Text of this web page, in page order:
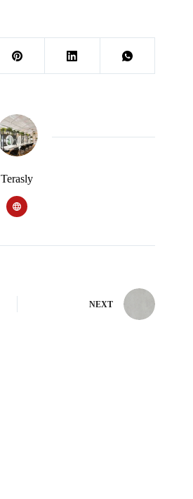
Terasly
NEXT